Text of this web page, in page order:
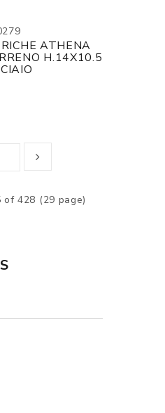
ATHENA
H.14X10.5
428 (29 page)